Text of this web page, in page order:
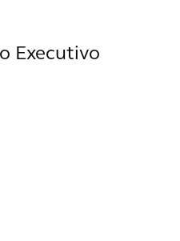
Executivo